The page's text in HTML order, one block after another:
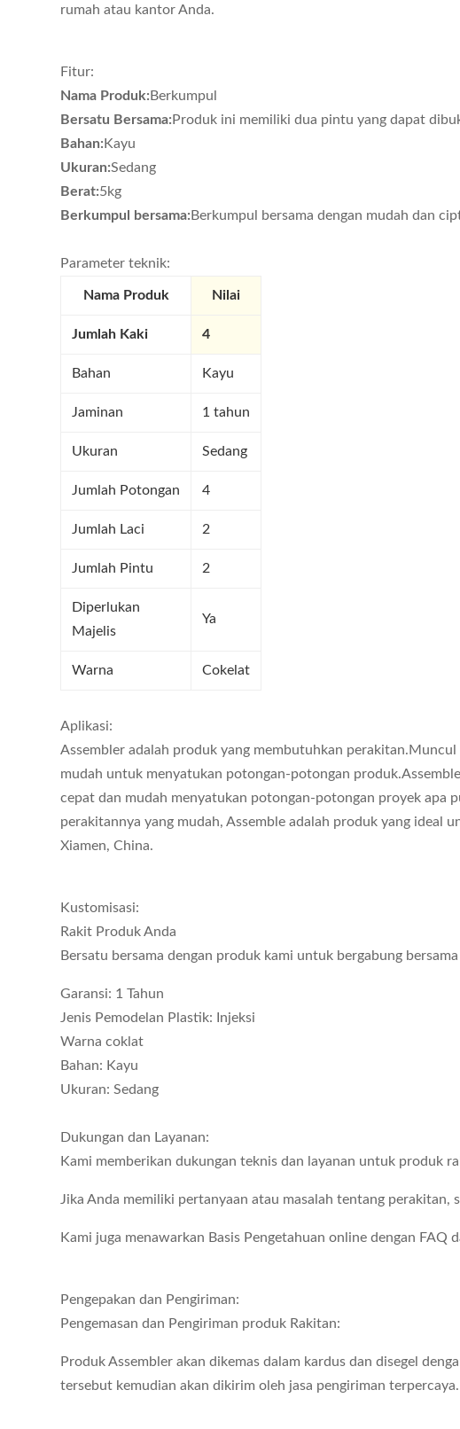
rumah atau kantor Anda.
Fitur:
Nama Produk: Berkumpul
Bersatu Bersama: Produk ini memiliki dua pintu yang dapat
Bahan: Kayu
Ukuran:Sedang
Berat:5kg
Berkumpul bersama: Berkumpul bersama dengan mudah dan
Parameter teknik:
Nama Produk Nilai
Jumlah Kaki 4
Bahan Kayu
Jaminan 1 tahun
Ukuran Sedang
Jumlah Potongan 4
Jumlah Laci 2
Jumlah Pintu 2
Diperlukan
Majelis
Ya
Warna Cokelat
Aplikasi:
Assembler adalah produk yang membutuhkan
mudah untuk menyatukan potongan-potongan
cepat dan mudah menyatukan potongan-potongan proyek apa
perakitannya yang mudah, Assemble adalah produk yang ideal
Xiamen, China.
Kustomisasi:
Rakit Produk Anda
Bersatu bersama dengan produk kami untuk bergabung
Garansi: 1 Tahun
Jenis Pemodelan Plastik: Injeksi
Warna coklat
Bahan: Kayu
Ukuran: Sedang
Dukungan dan Layanan:
Kami memberikan dukungan teknis dan layanan untuk produk
Jika Anda memiliki pertanyaan atau masalah tentang perakitan,
Kami juga menawarkan Basis Pengetahuan online dengan
Pengepakan dan Pengiriman:
Pengemasan dan Pengiriman produk Rakitan:
Produk Assembler akan dikemas dalam kardus dan disegel
tersebut kemudian akan dikirim oleh jasa pengiriman terpercaya.